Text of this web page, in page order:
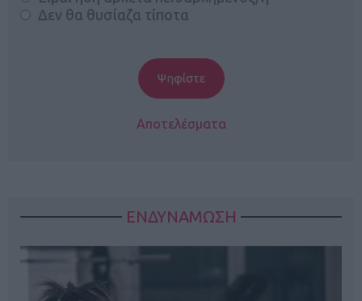
Δεν θα θυσίαζα τίποτα
Αποτελέσματα
ΕΝΔΥΝΑΜΩΣΗ